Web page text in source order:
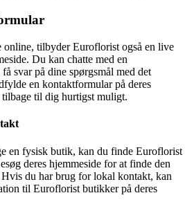
tilbyder Euroflorist også en live
Du kan chatte med en
svar på dine spørgsmål med det
en kontaktformular på deres
til dig hurtigst muligt.
en fysisk butik, kan du finde Euroflorist
deres hjemmeside for at finde den
du har brug for lokal kontakt, kan
til Euroflorist butikker på deres